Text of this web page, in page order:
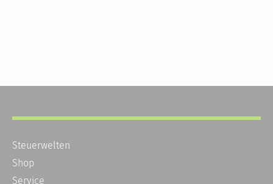
Steuerwelten
Shop
Service